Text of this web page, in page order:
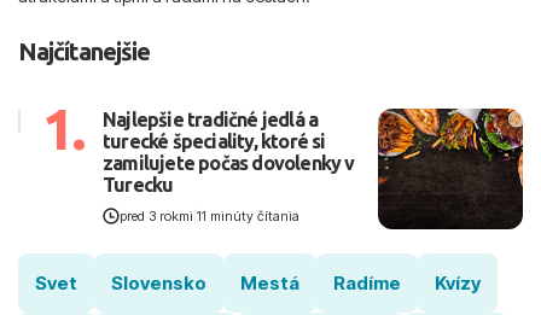
Najčítanejšie
1.
Najlepšie tradičné jedlá a
turecké špeciality, ktoré si
zamilujete počas dovolenky v
Turecku
pred 3 rokmi 11 minúty čítania
Svet Slovensko Mestá Radíme Kvízy